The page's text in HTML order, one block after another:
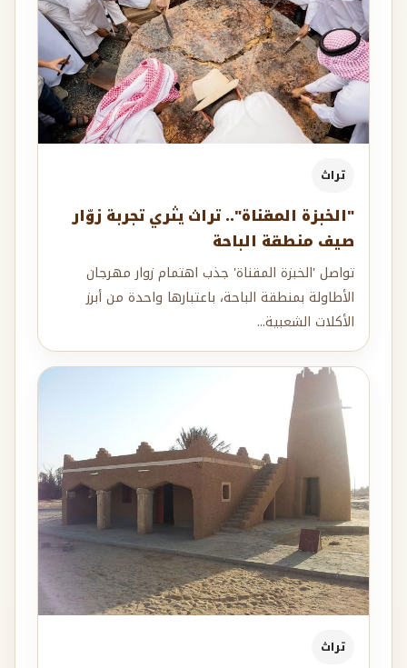
تراث
"الخبزة المقناة".. تراث يثري تجربة زوّار
صيف منطقة الباحة
تواصل 'الخبزة المقناة' جذب اهتمام زوار مهرجان
الأطاولة بمنطقة الباحة، باعتبارها واحدة من أبرز
الأكلات الشعبية...
تراث